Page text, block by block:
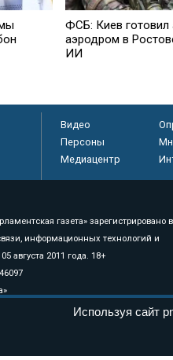
ФСБ: Киев готовил
аэродром в
ИИ
Видео
Персоны
Медиацентр
газета» зарегистрировано в
информационных технологий и
августа 2011 года. 18+
— Абдуллаев М.Р.
издание Федерального
Используя сайт